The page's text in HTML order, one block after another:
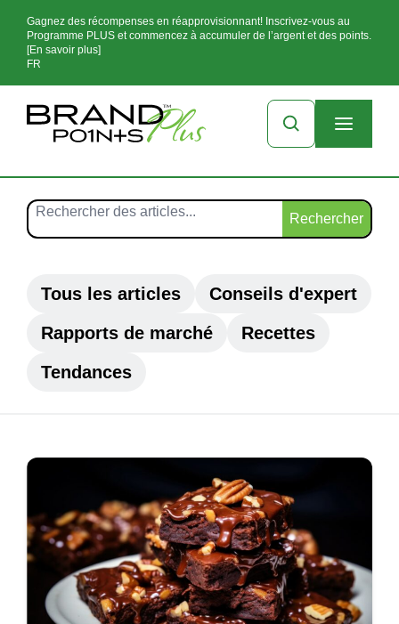
Gagnez des récompenses en réapprovisionnant! Inscrivez-vous au
Programme PLUS et commencez à accumuler de l’argent et des points.
[En savoir plus]
FR
Rechercher
Tous les articles
Conseils d'expert
Rapports de marché
Recettes
Tendances